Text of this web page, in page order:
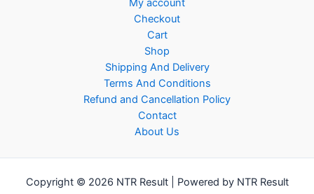
My account
Checkout
Cart
Shop
Shipping And Delivery
Terms And Conditions
Refund and Cancellation Policy
Contact
About Us
Copyright © 2026 NTR Result | Powered by NTR Result